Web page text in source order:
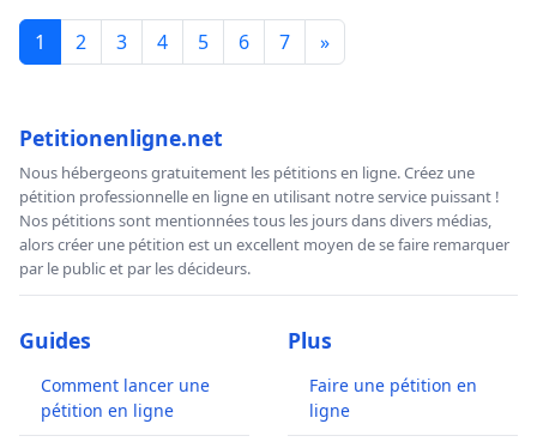
1 2 3 4 5 6 7 »
Petitionenligne.net
Nous hébergeons gratuitement les pétitions en ligne. Créez une
pétition professionnelle en ligne en utilisant notre service puissant !
Nos pétitions sont mentionnées tous les jours dans divers médias,
alors créer une pétition est un excellent moyen de se faire remarquer
par le public et par les décideurs.
Guides
Comment lancer une
pétition en ligne
Plus
Faire une pétition en
ligne